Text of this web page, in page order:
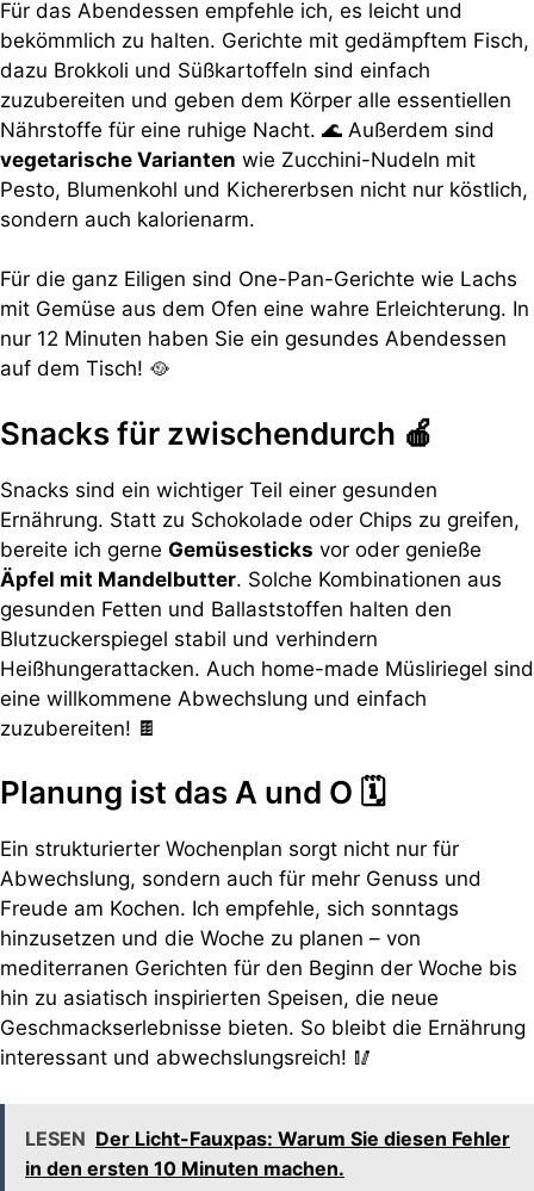
Für das Abendessen empfehle ich, es leicht und
bekömmlich zu halten. Gerichte mit gedämpftem Fisch,
dazu Brokkoli und Süßkartoffeln sind einfach
zuzubereiten und geben dem Körper alle essentiellen
Nährstoffe für eine ruhige Nacht. 🌊 Außerdem sind
vegetarische Varianten wie Zucchini-Nudeln mit
Pesto, Blumenkohl und Kichererbsen nicht nur köstlich,
sondern auch kalorienarm.
Für die ganz Eiligen sind One-Pan-Gerichte wie Lachs
mit Gemüse aus dem Ofen eine wahre Erleichterung. In
nur 12 Minuten haben Sie ein gesundes Abendessen
auf dem Tisch! 🥘
Snacks für zwischendurch 🍎
Snacks sind ein wichtiger Teil einer gesunden
Ernährung. Statt zu Schokolade oder Chips zu greifen,
bereite ich gerne Gemüsesticks vor oder genieße
Äpfel mit Mandelbutter. Solche Kombinationen aus
gesunden Fetten und Ballaststoffen halten den
Blutzuckerspiegel stabil und verhindern
Heißhungerattacken. Auch home-made Müsliriegel sind
eine willkommene Abwechslung und einfach
zuzubereiten! 🍫
Planung ist das A und O 🗓️
Ein strukturierter Wochenplan sorgt nicht nur für
Abwechslung, sondern auch für mehr Genuss und
Freude am Kochen. Ich empfehle, sich sonntags
hinzusetzen und die Woche zu planen – von
mediterranen Gerichten für den Beginn der Woche bis
hin zu asiatisch inspirierten Speisen, die neue
Geschmackserlebnisse bieten. So bleibt die Ernährung
interessant und abwechslungsreich! 🥢
LESEN Der Licht-Fauxpas: Warum Sie diesen Fehler
in den ersten 10 Minuten machen.